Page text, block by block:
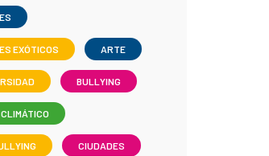
EXÓTICOS ARTE
BULLYING
CIUDADES